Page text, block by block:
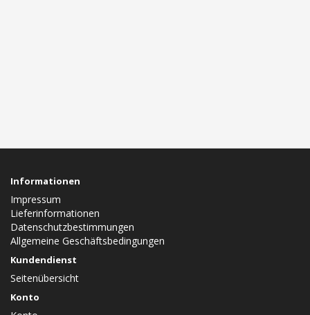
Informationen
Impressum
Lieferinformationen
Datenschutzbestimmungen
Allgemeine Geschäftsbedingungen
Kundendienst
Seitenübersicht
Konto